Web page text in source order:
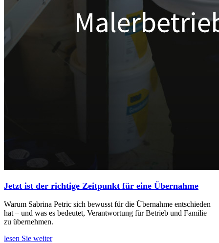
Jetzt ist der richtige Zeitpunkt für eine Übernahme
Warum Sabrina Petric sich bewusst für die Übernahme entschieden
hat – und was es bedeutet, Verantwortung für Betrieb und Familie
zu übernehmen.
lesen Sie weiter